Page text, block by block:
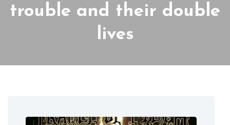
trouble and their double
lives